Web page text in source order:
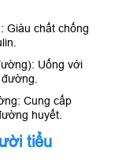
Giàu chất chống
Uống với
Cung cấp
huyết.
tiểu